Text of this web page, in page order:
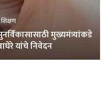
मुख्यमंत्र्यांकडे
यांचे निवेदन